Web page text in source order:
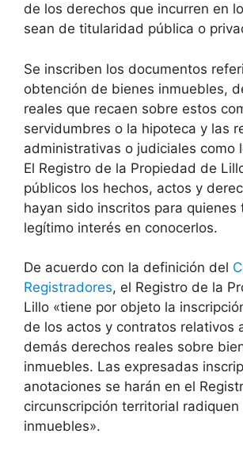
de los derechos que incurren en
sean de titularidad pública o
Se inscriben los documentos
obtención de bienes inmuebles,
reales que recaen sobre estos
servidumbres o la hipoteca y las
administrativas o judiciales como
El Registro de la Propiedad de
públicos los hechos, actos y
hayan sido inscritos para quienes
legítimo interés en conocerlos.
De acuerdo con la definición del
Registradores, el Registro de la
Lillo «tiene por objeto la
de los actos y contratos relativos
demás derechos reales sobre
inmuebles. Las expresadas
anotaciones se harán en el
circunscripción territorial radiquen
inmuebles».